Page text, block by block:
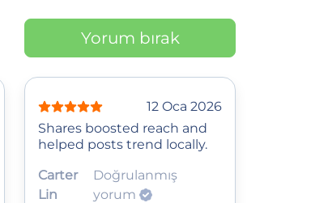
Yorum bırak
12 Oca 2026
Shares boosted reach and
helped posts trend locally.
Carter
Lin
Doğrulanmış
yorum